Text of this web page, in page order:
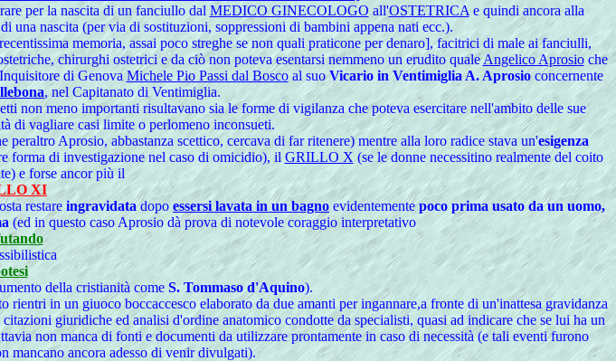
per la nascita di un fanciullo dalMEDICO GINECOLOGOall'OSTETRICA e quindi ancora alla
una nascita (per via di sostituzioni, soppressioni di bambini appena nati ecc.).
memoria, assai poco streghe se non quali praticone per denaro], facitrici di male ai fanciulli,
chirurghi ostetrici e da ciò non poteva esentarsi nemmeno un erudito qualeAngelico Aprosioche
di GenovaMichele Pio Passi dal Boscoal suoVicario in Ventimiglia A. Aprosioconcernente
, nel Capitanato di Ventimiglia.
non meno importanti risultavano sia le forme di vigilanza che poteva esercitare nell'ambito delle sue
di vagliare casi limite o perlomeno inconsueti.
Aprosio, abbastanza scettico, cercava di far ritenere) mentre alla loro radice stava un'esigenza
forma di investigazione nel caso di omicidio), ilGRILLO X (se le donne necessitino realmente del coito
e forse ancor più il
XI
restareingravidatadopoessersi lavata in un bagno evidentementepoco prima usato da un uomo,
(ed in questo caso Aprosio dà prova di notevole coraggio interpretativo
della cristianità comeS. Tommaso d'Aquino).
in un giuoco boccaccesco elaborato da due amanti per ingannare,a fronte di un'inattesa gravidanza
giuridiche ed analisi d'ordine anatomico condotte da specialisti, quasi ad indicare che se lui ha un
non manca di fonti e documenti da utilizzare prontamente in caso di necessità (e tali eventi furono
mancano ancora adesso di venir divulgati).